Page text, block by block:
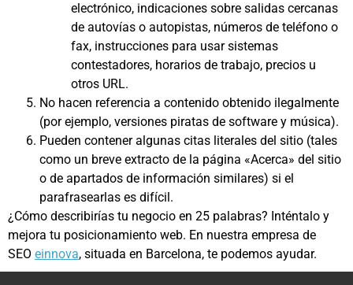
electrónico, indicaciones sobre salidas cercanas
de autovías o autopistas, números de teléfono o
fax, instrucciones para usar sistemas
contestadores, horarios de trabajo, precios u
otros URL.
No hacen referencia a contenido obtenido ilegalmente
(por ejemplo, versiones piratas de software y música).
Pueden contener algunas citas literales del sitio (tales
como un breve extracto de la página «Acerca» del sitio
o de apartados de información similares) si el
parafrasearlas es difícil.
¿Cómo describirías tu negocio en 25 palabras? Inténtalo y
mejora tu posicionamiento web. En nuestra empresa de
SEO einnova, situada en Barcelona, te podemos ayudar.